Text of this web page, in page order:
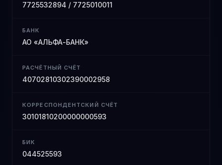
7725532894 / 7725010011
БАНК
АО «АЛЬФА-БАНК»
РАСЧЁТНЫЙ СЧЁТ
40702810302390002958
КОРРЕСПОНДЕНТСКИЙ СЧЁТ
30101810200000000593
БИК
044525593